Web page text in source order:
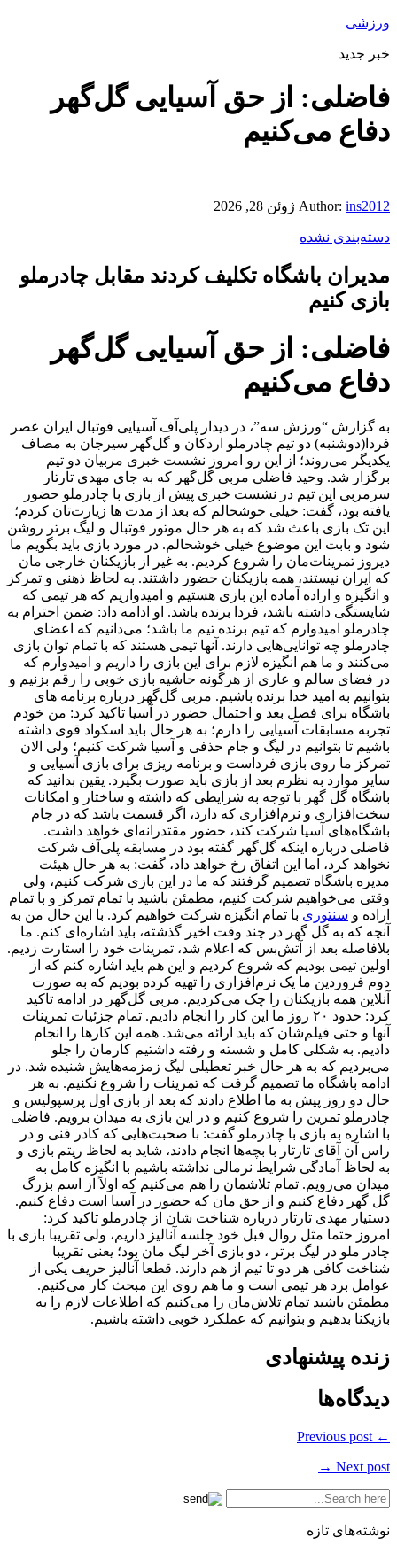
ورزشی
خبر جدید
فاضلی: از حق آسیایی گل‌گهر
دفاع می‌کنیم
Author: ins2012 ژوئن 28, 2026
دسته‌بندی نشده
مدیران باشگاه تکلیف کردند مقابل چادرملو
بازی کنیم
فاضلی: از حق آسیایی گل‌گهر
دفاع می‌کنیم
به گزارش “ورزش سه”، در دیدار پلی‌آف آسیایی فوتبال ایران عصر
فردا(دوشنبه) دو تیم چادرملو اردکان و گل‌گهر سیرجان به مصاف
یکدیگر می‌روند؛ از این رو امروز نشست خبری مربیان دو تیم
برگزار شد. وحید فاضلی مربی گل‌گهر که به جای مهدی تارتار
سرمربی این تیم در نشست خبری پیش از بازی با چادرملو حضور
یافته بود، گفت: خیلی خوشحالم که بعد از مدت ها زیارت‌تان کردم؛
این تک بازی باعث شد که به هر حال موتور فوتبال و لیگ برتر روشن
شود و بابت این موضوع خیلی خوشحالم. در مورد بازی باید بگویم ما
دیروز تمرینات‌مان را شروع کردیم. به غیر از بازیکنان خارجی مان
که ایران نیستند، همه بازیکنان حضور داشتند. به لحاظ ذهنی و تمرکز
و انگیزه و اراده آماده این بازی هستیم و امیدواریم که هر تیمی که
شایستگی داشته باشد، فردا برنده باشد. او ادامه داد: ضمن احترام به
چادرملو امیدوارم که تیم برنده تیم ما باشد؛ می‌دانیم که اعضای
چادرملو چه توانایی‌هایی دارند. آنها تیمی هستند که با تمام توان بازی
می‌کنند و ما هم انگیزه لازم برای این بازی را داریم و امیدوارم که
در فضای سالم و عاری از هرگونه حاشیه بازی خوبی را رقم بزنیم و
بتوانیم به امید خدا برنده باشیم. مربی گل‌گهر درباره برنامه های
باشگاه برای فصل بعد و احتمال حضور در آسیا تاکید کرد: من خودم
تجربه مسابقات آسیایی را دارم؛ به هر حال باید اسکواد قوی داشته
باشیم تا بتوانیم در لیگ و جام حذفی و آسیا شرکت کنیم؛ ولی الان
تمرکز ما روی بازی فرداست و برنامه ریزی برای بازی آسیایی و
سایر موارد به نظرم بعد از بازی باید صورت بگیرد. یقین بدانید که
باشگاه گل گهر با توجه به شرایطی که داشته و ساختار و امکانات
سخت‌افزاری و نرم‌افزاری که دارد، اگر قسمت باشد که در جام
باشگاه‌های آسیا شرکت کند، حضور مقتدرانه‌ای خواهد داشت.
فاضلی درباره اینکه گل‌گهر گفته بود در مسابقه پلی‌آف شرکت
نخواهد کرد، اما این اتفاق رخ خواهد داد، گفت: به هر حال هیئت
مدیره باشگاه تصمیم گرفتند که ما در این بازی شرکت کنیم، ولی
وقتی می‌خواهیم شرکت کنیم، مطمئن باشید با تمام تمرکز و با تمام
اراده و سنتوری با تمام انگیزه شرکت خواهیم کرد. با این حال من به
آنچه که به گل گهر در چند وقت اخیر گذشته، باید اشاره‌ای کنم. ما
بلافاصله بعد از آتش‌بس که اعلام شد، تمرینات خود را استارت زدیم.
اولین تیمی بودیم که شروع کردیم و این هم باید اشاره کنم که از
دوم فروردین ما یک نرم‌افزاری را تهیه کرده بودیم که به صورت
آنلاین همه بازیکنان را چک می‌کردیم. مربی گل‌گهر در ادامه تاکید
کرد: حدود ۲۰ روز ما این کار را انجام دادیم. تمام جزئیات تمرینات
آنها و حتی فیلم‌شان که باید ارائه می‌شد. همه این کارها را انجام
دادیم. به شکلی کامل و شسته و رفته داشتیم کارمان را جلو
می‌بردیم که به هر حال خبر تعطیلی لیگ زمزمه‌هایش شنیده شد. در
ادامه باشگاه ما تصمیم گرفت که تمرینات را شروع نکنیم. به هر
حال دو روز پیش به ما اطلاع دادند که بعد از بازی اول پرسپولیس و
چادرملو تمرین را شروع کنیم و در این بازی به میدان برویم. فاضلی
با اشاره به بازی با چادرملو گفت: با صحبت‌هایی که کادر فنی و در
راس آن آقای تارتار با بچه‌ها انجام دادند، شاید به لحاظ ریتم بازی و
به لحاظ آمادگی شرایط نرمالی نداشته باشیم با انگیزه کامل به
میدان می‌رویم. تمام تلاشمان را هم می‌کنیم که اولاً از اسم بزرگ
گل گهر دفاع کنیم و از حق مان که حضور در آسیا است دفاع کنیم.
دستیار مهدی تارتار درباره شناخت شان از چادرملو تاکید کرد:
امروز حتما مثل روال قبل خود جلسه آنالیز داریم، ولی تقریبا بازی با
چادر ملو در لیگ برتر ، دو بازی آخر لیگ مان بود؛ یعنی تقریبا
شناخت کافی هر دو تا تیم از هم دارند. قطعا آنالیز حریف یکی از
عوامل برد هر تیمی است و ما هم روی این مبحث کار می‌کنیم.
مطمئن باشید تمام تلاش‌مان را می‌کنیم که اطلاعات لازم را به
بازیکنا بدهیم و بتوانیم که عملکرد خوبی داشته باشیم.
زنده پیشنهادی
دیدگاه‌ها
← Previous post
Next post →
نوشته‌های تازه